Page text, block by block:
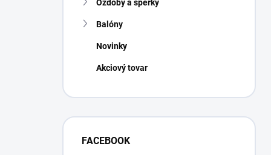
Ozdoby a šperky
Balóny
Novinky
Akciový tovar
FACEBOOK